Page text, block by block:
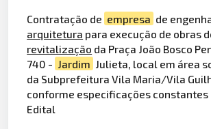
Contratação de empresa de
arquitetura para execução de obras
revitalização da Praça João Bosco
740 - Jardim Julieta, local em área
da Subprefeitura Vila Maria/Vila
conforme especificações constantes
Edital